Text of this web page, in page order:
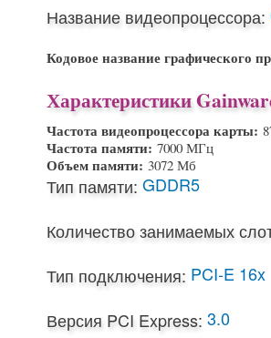
Название видеопроцессора:
Кодовое название графического
Характеристики
Частота видеопроцессора карты:
Частота памяти: 7000 МГц
Объем памяти: 3072 Мб
Тип памяти: GDDR5
Количество занимаемых
Тип подключения: PCI-E 16x
Версия PCI Express: 3.0